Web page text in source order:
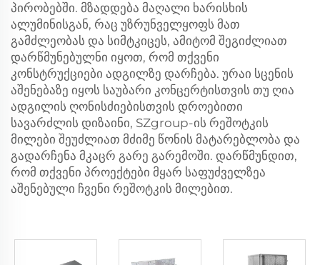
პირობებში. მზადდება მაღალი ხარისხის
ალუმინისგან, რაც უზრუნველყოფს მათ
გამძლეობას და სიმტკიცეს, ამიტომ შეგიძლიათ
დარწმუნებულნი იყოთ, რომ თქვენი
კონსტრუქციები ადგილზე დარჩება. ურაი სცენის
აშენებაზე იყოს საუბარი კონცერტისთვის თუ ღია
ადგილის ღონისძიებისთვის დროებითი
სავარძლის დიზაინი, SZgroup-ის რეშოტკის
მილები შეუძლიათ მძიმე წონის მატარებლობა და
გადარჩენა მკაცრ გარე გარემოში. დარწმუნდით,
რომ თქვენი პროექტები მყარ საფუძველზეა
აშენებული ჩვენი რეშოტკის მილებით.